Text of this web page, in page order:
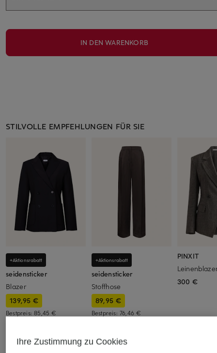
IN DEN WARENKORB
STILVOLLE EMPFEHLUNGEN FÜR SIE
+Aktionsrabatt
seidensticker
Blazer
139,95 €
Bestpreis:85,45 €
+Aktionsrabatt
seidensticker
Stoffhose
89,95 €
Bestpreis: 76,46 €
PINXIT
300 €
Ihre Zustimmung zu Cookies